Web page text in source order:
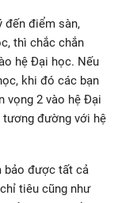
đến điểm sàn,
thì chắc chắn
hệ Đại học. Nếu
khi đó các bạn
vọng 2 vào hệ Đại
tương đường với hệ
bảo được tất cả
tiêu cũng như